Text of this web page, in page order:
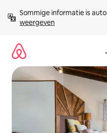
direct
naar
Sommige informatie is
weergeven